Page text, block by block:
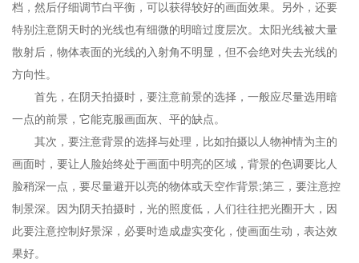
档，然后仔细调节白平衡，可以获得较好的画面效果。另外，还要
特别注意阴天时的光线也有细微的明暗过度层次。太阳光线被大量
散射后，物体表面的光线的入射角不明显，但不会绝对失去光线的
方向性。
首先，在阴天拍摄时，要注意前景的选择，一般应尽量选用暗
一点的前景，它能克服画面灰、平的缺点。
其次，要注意背景的选择与处理，比如拍摄以人物神情为主的
画面时，要让人脸始终处于画面中明亮的区域，背景的色调要比人
脸稍深一点，要尽量避开以亮的物体或天空作背景;第三，要注意控
制景深。因为阴天拍摄时，光的照度低，人们往往把光圈开大，因
此要注意控制好景深，必要时造成虚实变化，使画面生动，表达效
果好。